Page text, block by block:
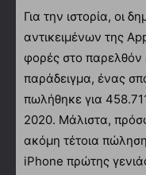
Για την ιστορία, οι
αντικειμένων της
φορές στο παρελθόν
παράδειγμα, ένας
πωλήθηκε για
2020. Μάλιστα,
ακόμη τέτοια
iPhone πρώτης